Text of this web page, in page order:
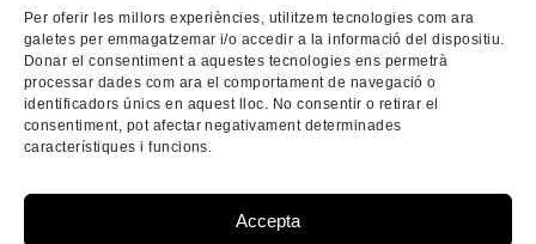
Per oferir les millors experiències, utilitzem tecnologies com ara
galetes per emmagatzemar i/o accedir a la informació del dispositiu.
Donar el consentiment a aquestes tecnologies ens permetrà
processar dades com ara el comportament de navegació o
identificadors únics en aquest lloc. No consentir o retirar el
consentiment, pot afectar negativament determinades
característiques i funcions.
Accepta